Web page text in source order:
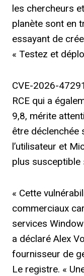
les chercheurs
planète sont en
essayant de
« Testez et
CVE-2026-
RCE qui a
9,8, mérite
être déclenchée
l’utilisateur et
plus susceptible
« Cette
commerciaux
services
a déclaré Alex
fournisseur de
Le registre. «